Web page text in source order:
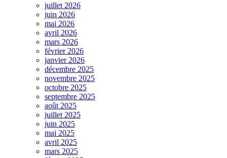
juillet 2026
juin 2026
mai 2026
avril 2026
mars 2026
février 2026
janvier 2026
décembre 2025
novembre 2025
octobre 2025
septembre 2025
août 2025
juillet 2025
juin 2025
mai 2025
avril 2025
mars 2025